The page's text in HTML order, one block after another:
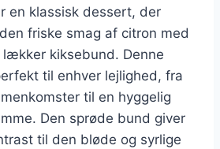
en klassisk dessert, der
friske smag af citron med
lækker kiksebund. Denne
til enhver lejlighed, fra
til en hyggelig
Den sprøde bund giver
til den bløde og syrlige